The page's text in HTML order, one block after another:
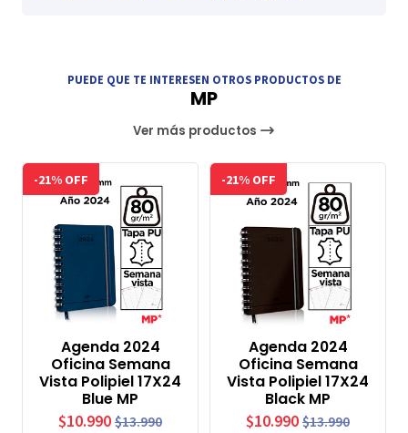
PUEDE QUE TE INTERESEN OTROS PRODUCTOS DE
MP
Ver más productos
-21% OFF
Agenda 2024
Oficina Semana
Vista Polipiel 17X24
Blue MP
$10.990 $13.990
-21% OFF
Agenda 2024
Oficina Semana
Vista Polipiel 17X24
Black MP
$10.990 $13.990